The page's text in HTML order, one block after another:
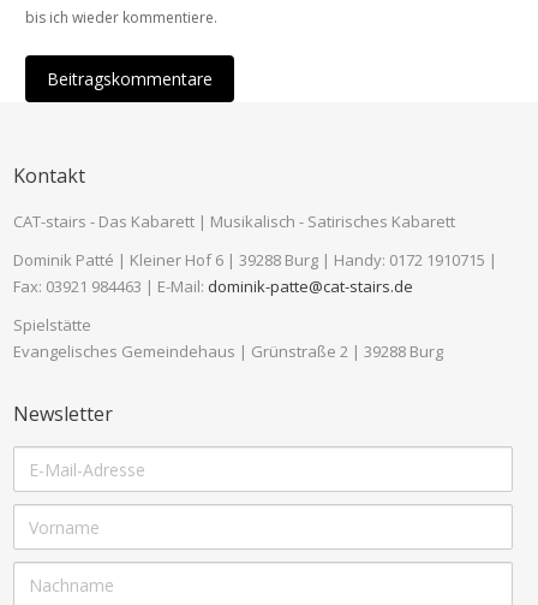
bis ich wieder kommentiere.
Beitragskommentare
Kontakt
CAT-stairs - Das Kabarett | Musikalisch - Satirisches Kabarett
Dominik Patté | Kleiner Hof 6 | 39288 Burg | Handy: 0172 1910715 |
Fax: 03921 984463 | E-Mail: dominik-patte@cat-stairs.de
Spielstätte
Evangelisches Gemeindehaus | Grünstraße 2 | 39288 Burg
Newsletter